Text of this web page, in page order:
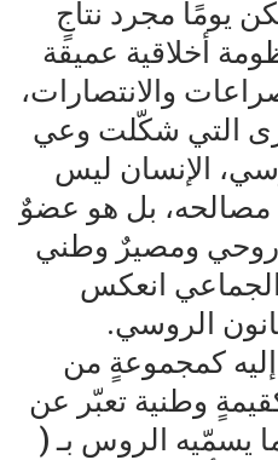
يومًا مجرد نتاجٍ
أخلاقية عميقة
والانتصارات،
التي شكّلت وعي
الإنسان ليس
مصالحه، بل هو عضوٌ
ومصيرٌ وطني
انعكس
الروسي.
إليه كمجموعةٍ من
كقيمةٍ وطنية تعبّر عن
يسمّيه الروس بـ (